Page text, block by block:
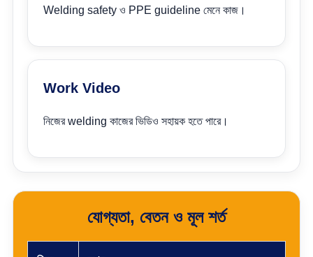
Welding safety ও PPE guideline মেনে কাজ।
Work Video
নিজের welding কাজের ভিডিও সহায়ক হতে পারে।
যোগ্যতা, বেতন ও মূল শর্ত